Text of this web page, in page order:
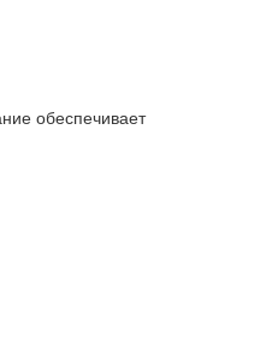
обеспечивает